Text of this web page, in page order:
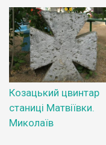
Козацький цвинтар
станиці Матвіївки.
Миколаїв